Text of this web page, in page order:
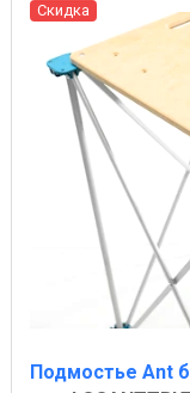
Скидка
Подмостье Ant